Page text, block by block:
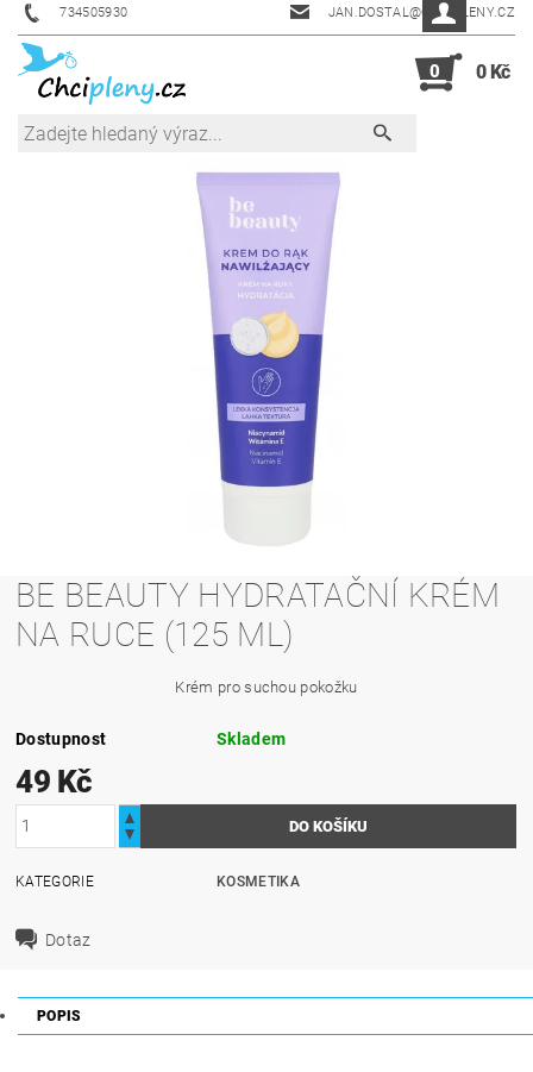
734505930 JAN.DOSTAL@CHCIPLENY.CZ
0 0 Kč
BE BEAUTY HYDRATAČNÍ KRÉM
NA RUCE (125 ML)
Krém pro suchou pokožku
Dostupnost Skladem
49 Kč
KATEGORIE KOSMETIKA
Dotaz
POPIS